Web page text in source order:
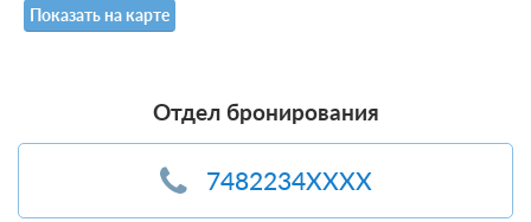
Показать на карте
Отдел бронирования
7482234XXXX